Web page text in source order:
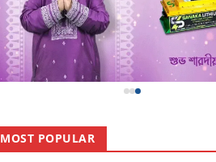
MOST POPULAR